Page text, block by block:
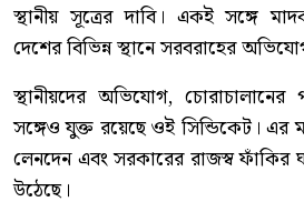
স্থানীয় সূত্রের দাবি। একই সঙ্গে
দেশের বিভিন্ন স্থানে সরবরাহের
স্থানীয়দের অভিযোগ, চোরাচালানের
সঙ্গেও যুক্ত রয়েছে ওই সিন্ডিকেট। এর
লেনদেন এবং সরকারের রাজস্ব
উঠেছে।